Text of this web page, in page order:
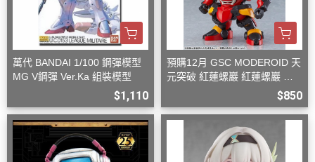
萬代 BANDAI 1/100 鋼彈模型
MG V鋼彈 Ver.Ka 組裝模型
$1,110
預購12月 GSC MODEROID 天
元突破 紅蓮螺巖 紅蓮螺巖 再
$850